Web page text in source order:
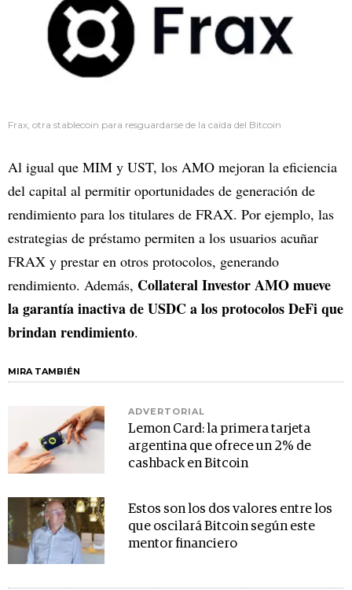
Frax, otra stablecoin para resguardarse de la caída del Bitcoin
Al igual que MIM y UST, los AMO mejoran la eficiencia
del capital al permitir oportunidades de generación de
rendimiento para los titulares de FRAX. Por ejemplo, las
estrategias de préstamo permiten a los usuarios acuñar
FRAX y prestar en otros protocolos, generando
rendimiento. Además, Collateral Investor AMO mueve
la garantía inactiva de USDC a los protocolos DeFi que
brindan rendimiento.
MIRA TAMBIÉN
ADVERTORIAL
Lemon Card: la primera tarjeta
argentina que ofrece un 2% de
cashback en Bitcoin
Estos son los dos valores entre los
que oscilará Bitcoin según este
mentor financiero